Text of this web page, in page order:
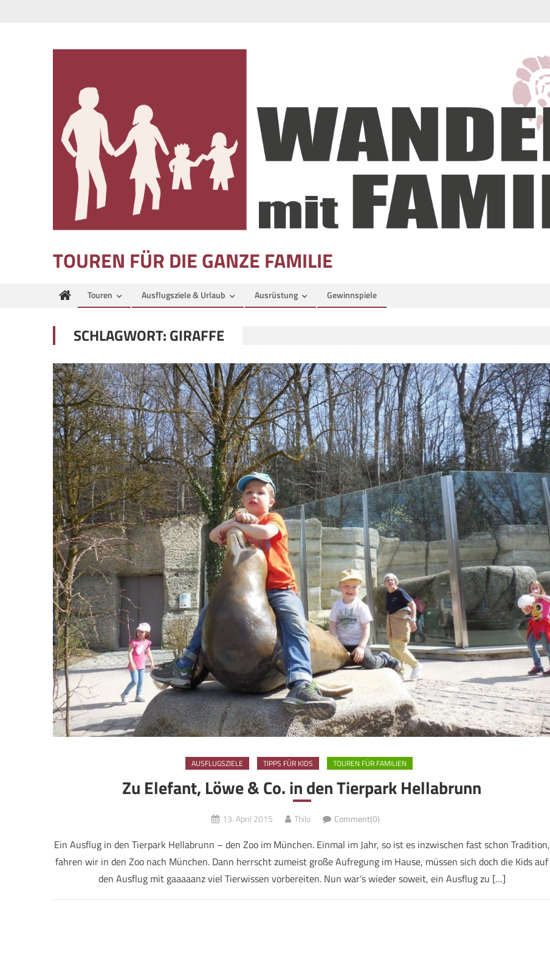
TOUREN FÜR DIE GANZE FAMILIE
Touren Ausflugsziele & Urlaub Ausrüstung Gewinnspiele
SCHLAGWORT:GIRAFFE
AUSFLUGSZIELE TIPPS FÜR KIDS TOUREN FÜR FAMILIEN
Zu Elefant, Löwe & Co. in den Tierpark Hellabrunn
13. April 2015 Thilo Comment(0)
Ein Ausflug in den Tierpark Hellabrunn – den Zoo im München. Einmal im Jahr, so ist es inzwischen fast schon Tradition,
fahren wir in den Zoo nach München. Dann herrscht zumeist große Aufregung im Hause, müssen sich doch die Kids auf
den Ausflug mit gaaaaanz viel Tierwissen vorbereiten. Nun war’s wieder soweit, ein Ausflug zu […]